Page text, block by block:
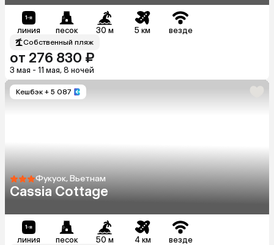
линия песок 30 м 5 км везде
Собственный пляж
от 276 830 ₽
3 мая - 11 мая, 8 ночей
Кешбэк + 5 087
Фукуок, Вьетнам
Cassia Cottage
линия песок 50 м 4 км везде